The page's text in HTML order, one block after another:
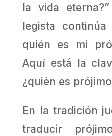
la vida
legista
quién es mi
Aquí está la
¿quién es
En la tradición
traducir